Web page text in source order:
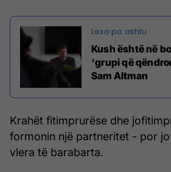
Kush është në
‘grupi që
Sam Altman
Krahët fitimprurëse dhe
formonin një partneritet - por
vlera të barabarta.